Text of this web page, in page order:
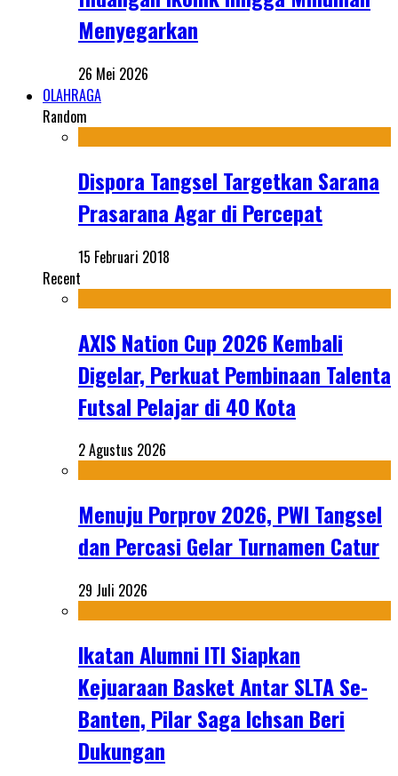
Menyegarkan
26 Mei 2026
OLAHRAGA
Random
Dispora Tangsel Targetkan Sarana
Prasarana Agar di Percepat
15 Februari 2018
Recent
AXIS Nation Cup 2026 Kembali
Digelar, Perkuat Pembinaan Talenta
Futsal Pelajar di 40 Kota
2 Agustus 2026
Menuju Porprov 2026, PWI Tangsel
dan Percasi Gelar Turnamen Catur
29 Juli 2026
Ikatan Alumni ITI Siapkan
Kejuaraan Basket Antar SLTA Se-
Banten, Pilar Saga Ichsan Beri
Dukungan